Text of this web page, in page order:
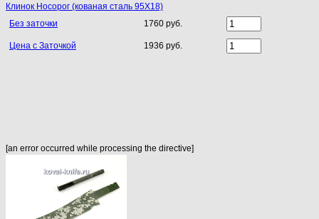
Клинок Носорог (кованая сталь 95Х18)
Без заточки
1760 руб.
Цена с Заточкой 1936 руб.
[an error occurred while processing the directive]